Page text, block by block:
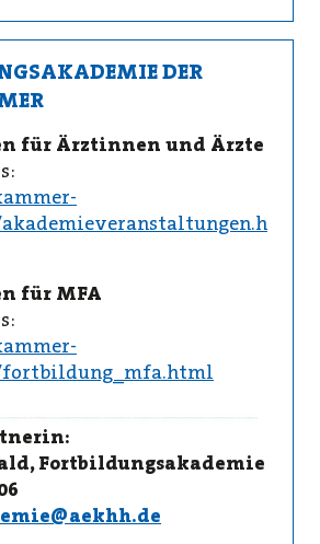
DER
für Ärztinnen und Ärzte
für MFA
fortbildung_mfa.html
Fortbildungsakademie